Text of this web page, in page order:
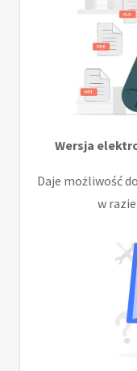
Wersja
Daje możliwość
w